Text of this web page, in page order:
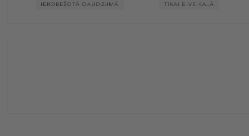
IEROBEŽOTĀ DAUDZUMĀ TIKAI E-VEIKALĀ